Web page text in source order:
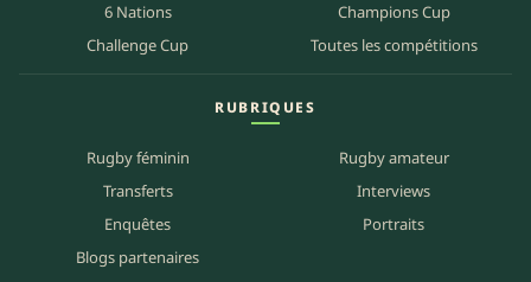
6 Nations
Champions Cup
Challenge Cup
Toutes les compétitions
RUBRIQUES
Rugby féminin
Rugby amateur
Transferts
Interviews
Enquêtes
Portraits
Blogs partenaires